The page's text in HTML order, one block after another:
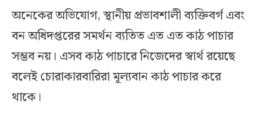
অনেকের অভিযোগ, স্থানীয় প্রভাবশালী ব্যক্তিবর্গ এবং
বন অধিদপ্তরের সমর্থন ব্যতিত এত এত কাঠ পাচার
সম্ভব নয়। এসব কাঠ পাচারে নিজেদের স্বার্থ রয়েছে
বলেই চোরাকারবারিরা মূল্যবান কাঠ পাচার করে
থাকে।